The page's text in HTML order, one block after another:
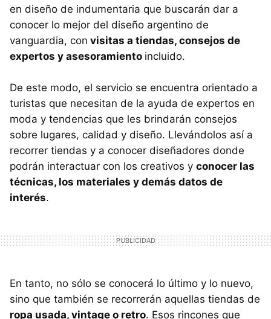
en diseño de indumentaria que buscarán dar a
conocer lo mejor del diseño argentino de
vanguardia, con visitas a tiendas, consejos de
expertos y asesoramiento incluido.
De este modo, el servicio se encuentra orientado a
turistas que necesitan de la ayuda de expertos en
moda y tendencias que les brindarán consejos
sobre lugares, calidad y diseño. Llevándolos así a
recorrer tiendas y a conocer diseñadores donde
podrán interactuar con los creativos y conocer las
técnicas, los materiales y demás datos de
interés.
En tanto, no sólo se conocerá lo último y lo nuevo,
sino que también se recorrerán aquellas tiendas de
ropa usada, vintage o retro. Esos rincones que